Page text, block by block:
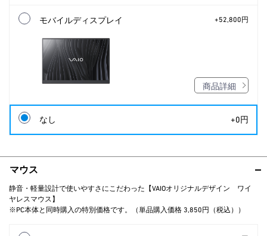
モバイルディスプレイ +52,800円
商品詳細
なし +0円
マウス
静音・軽量設計で使いやすさにこだわった【VAIOオリジナルデザイン ワイ
ヤレスマウス】
※PC本体と同時購入の特別価格です。（単品購入価格 3,850円（税込））